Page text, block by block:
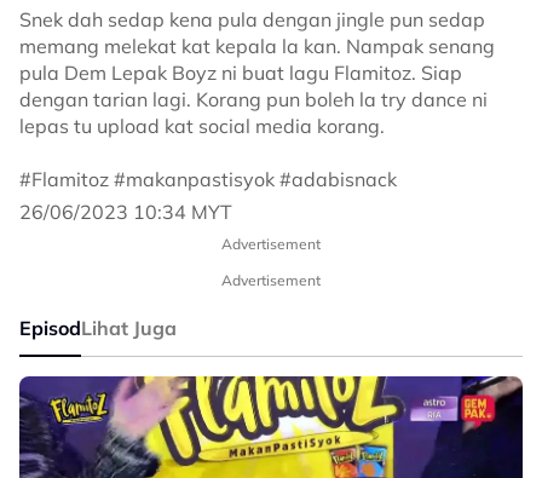
Snek dah sedap kena pula dengan jingle pun sedap
memang melekat kat kepala la kan. Nampak senang
pula Dem Lepak Boyz ni buat lagu Flamitoz. Siap
dengan tarian lagi. Korang pun boleh la try dance ni
lepas tu upload kat social media korang.
#Flamitoz #makanpastisyok #adabisnack
26/06/2023 10:34 MYT
Advertisement
Advertisement
EpisodLihat Juga